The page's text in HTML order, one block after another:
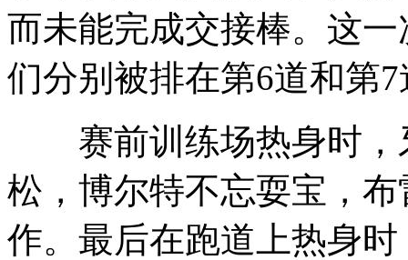
而未能完成交接棒。这
们分别被排在第6道和第
赛前训练场热身时，
松，博尔特不忘耍宝，
作。最后在跑道上热身